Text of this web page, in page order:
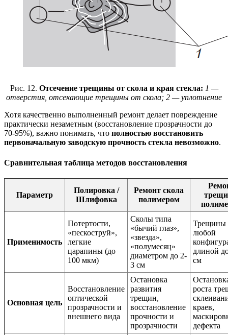
Рис. 12. Отсечение трещины от скола и края стекла: 1 —
отверстия, отсекающие трещины от скола; 2 — уплотнение
Хотя качественно выполненный ремонт делает повреждение
практически незаметным (восстановление прозрачности до
70-95%), важно понимать, что полностью восстановить
первоначальную заводскую прочность стекла невозможно.
Сравнительная таблица методов восстановления
Параметр
Полировка /
Шлифовка
Ремонт скола
полимером
Применимость
Потертости,
«пескоструй»,
легкие
царапины (до
100 мкм)
Сколы типа
«бычий глаз»,
«звезда»,
«полумесяц»
диаметром до 2-
3 см
Трещины
любой
длиной
см
Основная цель
Восстановление
оптической
прозрачности и
внешнего вида
Остановка
развития
трещин,
восстановление
прочности и
прозрачности
роста
краев,
дефекта